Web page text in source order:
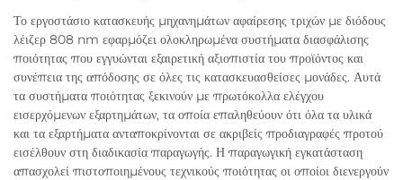
Το εργοστάσιο κατασκευής μηχανημάτων αφαίρεσης τριχών με διόδους
λέιζερ 808 nm εφαρμόζει ολοκληρωμένα συστήματα διασφάλισης
ποιότητας που εγγυώνται εξαιρετική αξιοπιστία του προϊόντος και
συνέπεια της απόδοσης σε όλες τις κατασκευασθείσες μονάδες. Αυτά
τα συστήματα ποιότητας ξεκινούν με πρωτόκολλα ελέγχου
εισερχόμενων εξαρτημάτων, τα οποία επαληθεύουν ότι όλα τα υλικά
και τα εξαρτήματα ανταποκρίνονται σε ακριβείς προδιαγραφές προτού
εισέλθουν στη διαδικασία παραγωγής. Η παραγωγική εγκατάσταση
απασχολεί πιστοποιημένους τεχνικούς ποιότητας οι οποίοι διενεργούν